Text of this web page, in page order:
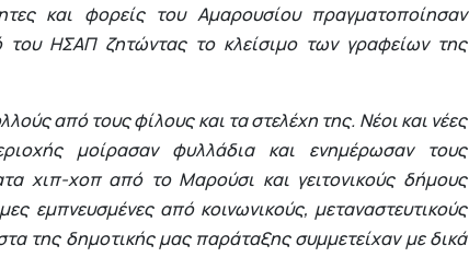
και φορείς του Αμαρουσίου πραγματοποίησαν
του ΗΣΑΠ ζητώντας το κλείσιμο των γραφείων της
από τους φίλους και τα στελέχη της. Νέοι και νέες
μοίρασαν φυλλάδια και ενημέρωσαν τους
χιπ-χοπ από το Μαρούσι και γειτονικούς δήμους
εμπνευσμένες από κοινωνικούς, μεταναστευτικούς
της δημοτικής μας παράταξης συμμετείχαν με δικά